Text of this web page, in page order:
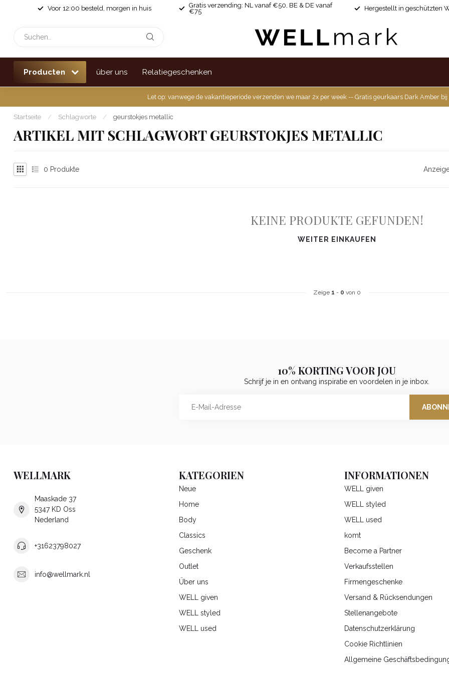
Voor 12:00 besteld, morgen in huis
Gratis verzending: NL vanaf €50, BE & DE vanaf
€75
Hergestellt in geschützten
Producten über uns Relatiegeschenken
Let op: vanwege de vakantieperiode verzenden we maar 2x per week -- Gratis geurkaars Dark Amber
Startseite / Schlagworte / geurstokjes metallic
ARTIKEL MIT SCHLAGWORT GEURSTOKJES METALLIC
0 Produkte
KEINE PRODUKTE GEFUNDEN!
WEITER EINKAUFEN
Zeige 1 - 0 von 0
10% KORTING VOOR JOU
Schrijf je in en ontvang inspiratie en voordelen in je inbox.
WELLMARK
Maaskade 37
5347 KD Oss
Nederland
+31623798027
info@wellmark.nl
KATEGORIEN
Neue
Home
Body
Classics
Geschenk
Outlet
Über uns
WELL given
WELL styled
WELL used
INFORMATIONEN
WELL given
WELL styled
WELL used
komt
Become a Partner
Verkaufsstellen
Firmengeschenke
Versand & Rücksendungen
Stellenangebote
Datenschutzerklärung
Cookie Richtlinien
Allgemeine